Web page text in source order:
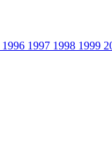
1996 1997 1998 1999